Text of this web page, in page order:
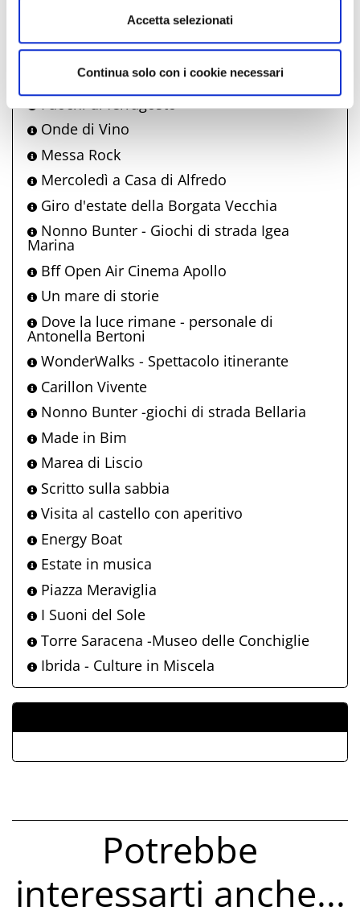
Accetta selezionati
Continua solo con i cookie necessari
Comune di Bellaria Igea Marina
propone anche
Fuochi di ferragosto
Onde di Vino
Messa Rock
Mercoledì a Casa di Alfredo
Giro d'estate della Borgata Vecchia
Nonno Bunter - Giochi di strada Igea
Marina
Bff Open Air Cinema Apollo
Un mare di storie
Dove la luce rimane - personale di
Antonella Bertoni
WonderWalks - Spettacolo itinerante
Carillon Vivente
Nonno Bunter -giochi di strada Bellaria
Made in Bim
Marea di Liscio
Scritto sulla sabbia
Visita al castello con aperitivo
Energy Boat
Estate in musica
Piazza Meraviglia
I Suoni del Sole
Torre Saracena -Museo delle Conchiglie
Ibrida - Culture in Miscela
Potrebbe
interessarti anche...